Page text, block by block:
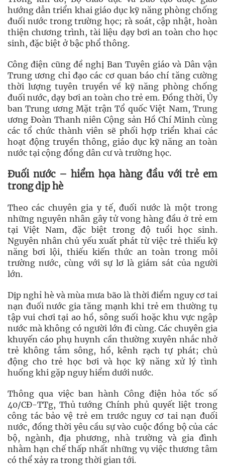
hướng dẫn triển khai giáo dục kỹ năng phòng chống
đuối nước trong trường học; rà soát, cập nhật, hoàn
thiện chương trình, tài liệu dạy bơi an toàn cho học
sinh, đặc biệt ở bậc phổ thông.
Công điện cũng đề nghị Ban Tuyên giáo và Dân vận
Trung ương chỉ đạo các cơ quan báo chí tăng cường
thời lượng tuyên truyền về kỹ năng phòng chống
đuối nước, dạy bơi an toàn cho trẻ em. Đồng thời, Ủy
ban Trung ương Mặt trận Tổ quốc Việt Nam, Trung
ương Đoàn Thanh niên Cộng sản Hồ Chí Minh cùng
các tổ chức thành viên sẽ phối hợp triển khai các
hoạt động truyền thông, giáo dục kỹ năng an toàn
nước tại cộng đồng dân cư và trường học.
Đuối nước – hiểm họa hàng đầu với trẻ em
trong dịp hè
Theo các chuyên gia y tế, đuối nước là một trong
những nguyên nhân gây tử vong hàng đầu ở trẻ em
tại Việt Nam, đặc biệt trong độ tuổi học sinh.
Nguyên nhân chủ yếu xuất phát từ việc trẻ thiếu kỹ
năng bơi lội, thiếu kiến thức an toàn trong môi
trường nước, cùng với sự lơ là giám sát của người
lớn.
Dịp nghỉ hè và mùa mưa bão là thời điểm nguy cơ tai
nạn đuối nước gia tăng mạnh khi trẻ em thường tụ
tập vui chơi tại ao hồ, sông suối hoặc khu vực ngập
nước mà không có người lớn đi cùng. Các chuyên gia
khuyến cáo phụ huynh cần thường xuyên nhắc nhở
trẻ không tắm sông, hồ, kênh rạch tự phát; chủ
động cho trẻ học bơi và học kỹ năng xử lý tình
huống khi gặp nguy hiểm dưới nước.
Thông qua việc ban hành Công điện hỏa tốc số
40/CĐ-TTg, Thủ tướng Chính phủ quyết liệt trong
công tác bảo vệ trẻ em trước nguy cơ tai nạn đuối
nước, đồng thời yêu cầu sự vào cuộc đồng bộ của các
bộ, ngành, địa phương, nhà trường và gia đình
nhằm hạn chế thấp nhất những vụ việc thương tâm
có thể xảy ra trong thời gian tới.